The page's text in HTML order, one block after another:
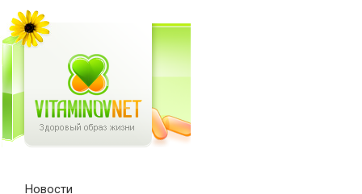
Новости